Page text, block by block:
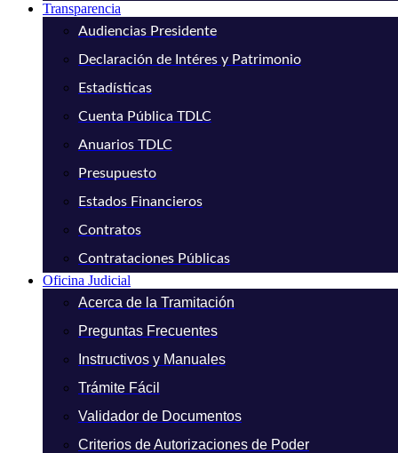
Transparencia
Audiencias Presidente
Declaración de Intéres y Patrimonio
Estadísticas
Cuenta Pública TDLC
Anuarios TDLC
Presupuesto
Estados Financieros
Contratos
Contrataciones Públicas
Oficina Judicial
Acerca de la Tramitación
Preguntas Frecuentes
Instructivos y Manuales
Trámite Fácil
Validador de Documentos
Criterios de Autorizaciones de Poder